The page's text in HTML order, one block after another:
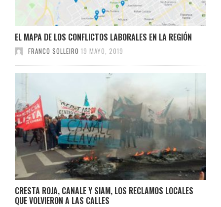
EL MAPA DE LOS CONFLICTOS LABORALES EN LA REGIÓN
FRANCO SOLLEIRO 19 MAYO, 2019
CRESTA ROJA, CANALE Y SIAM, LOS RECLAMOS LOCALES
QUE VOLVIERON A LAS CALLES